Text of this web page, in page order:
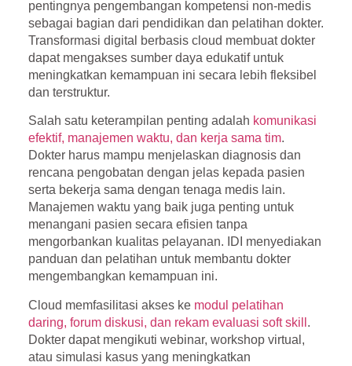
pentingnya pengembangan kompetensi non-medis
sebagai bagian dari pendidikan dan pelatihan dokter.
Transformasi digital berbasis cloud membuat dokter
dapat mengakses sumber daya edukatif untuk
meningkatkan kemampuan ini secara lebih fleksibel
dan terstruktur.
Salah satu keterampilan penting adalah komunikasi
efektif, manajemen waktu, dan kerja sama tim.
Dokter harus mampu menjelaskan diagnosis dan
rencana pengobatan dengan jelas kepada pasien
serta bekerja sama dengan tenaga medis lain.
Manajemen waktu yang baik juga penting untuk
menangani pasien secara efisien tanpa
mengorbankan kualitas pelayanan. IDI menyediakan
panduan dan pelatihan untuk membantu dokter
mengembangkan kemampuan ini.
Cloud memfasilitasi akses ke modul pelatihan
daring, forum diskusi, dan rekam evaluasi soft skill .
Dokter dapat mengikuti webinar, workshop virtual,
atau simulasi kasus yang meningkatkan